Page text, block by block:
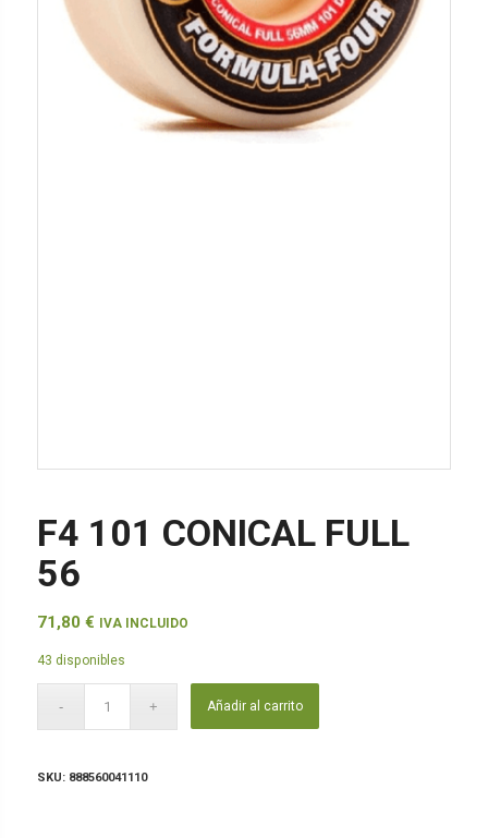
F4 101 CONICAL FULL
56
71,80 € IVA INCLUIDO
43 disponibles
Añadir al carrito
SKU: 888560041110